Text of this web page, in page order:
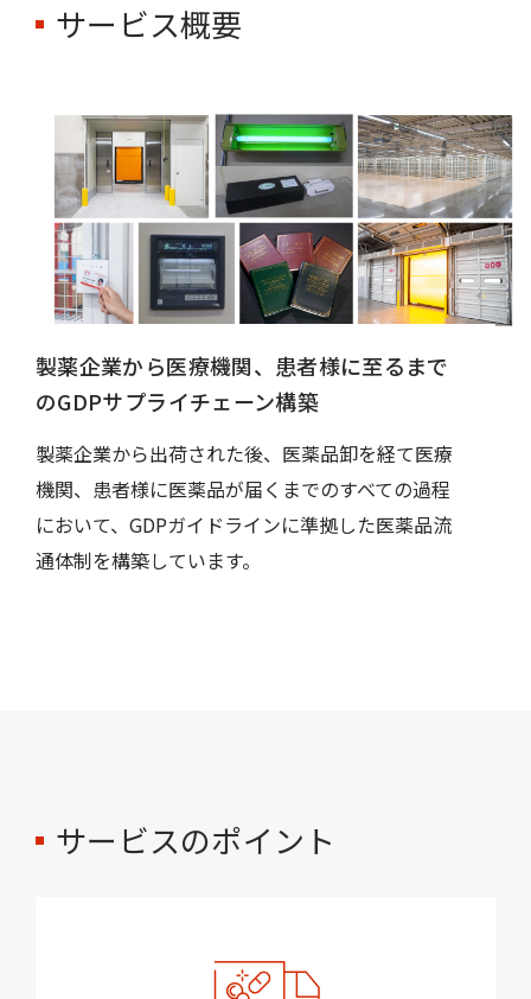
サービス概要
製薬企業から医療機関、患者様に至るまで
のGDPサプライチェーン構築
製薬企業から出荷された後、医薬品卸を経て医療
機関、患者様に医薬品が届くまでのすべての過程
において、GDPガイドラインに準拠した医薬品流
通体制を構築しています。
サービスのポイント